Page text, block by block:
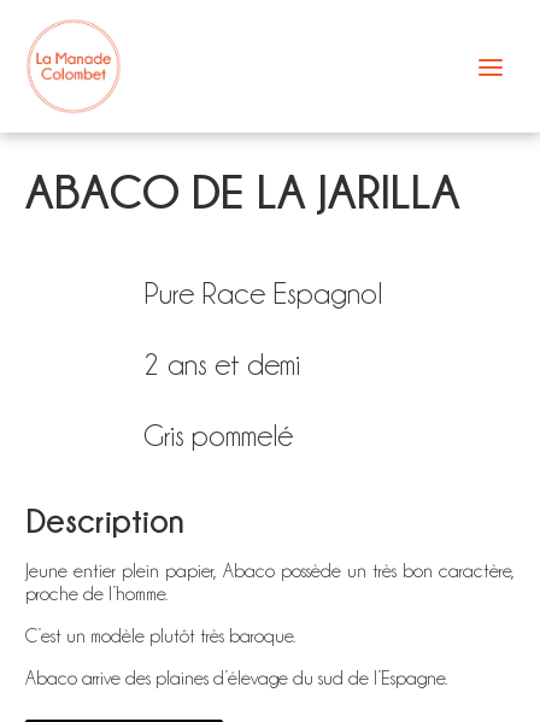
contenu
ABACO DE LA JARILLA
Pure Race Espagnol
2 ans et demi
Gris pommelé
Description
Jeune entier plein papier, Abaco possède un très bon caractère,
proche de l’homme.
C’est un modèle plutôt très baroque.
Abaco arrive des plaines d’élevage du sud de l’Espagne.